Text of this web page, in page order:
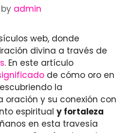
by admin
web, donde
divina a través de
. En este artículo
de cómo oro en
la
oración y su conexión con
espiritual y fortaleza
en esta travesía